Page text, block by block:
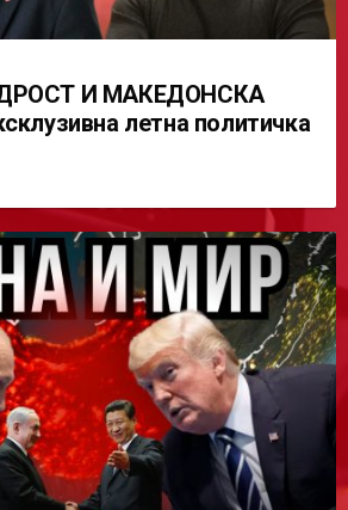
И МАКЕДОНСКА
летна политичка